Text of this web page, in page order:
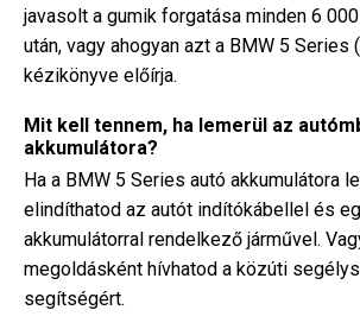
javasolt a gumik forgatása minden 6
után, vagy ahogyan azt a BMW 5 Series
kézikönyve előírja.
Mit kell tennem, ha lemerül az
akkumulátora?
Ha a BMW 5 Series autó akkumulátora
elindíthatod az autót indítókábellel és
akkumulátorral rendelkező járművel.
megoldásként hívhatod a közúti
segítségért.